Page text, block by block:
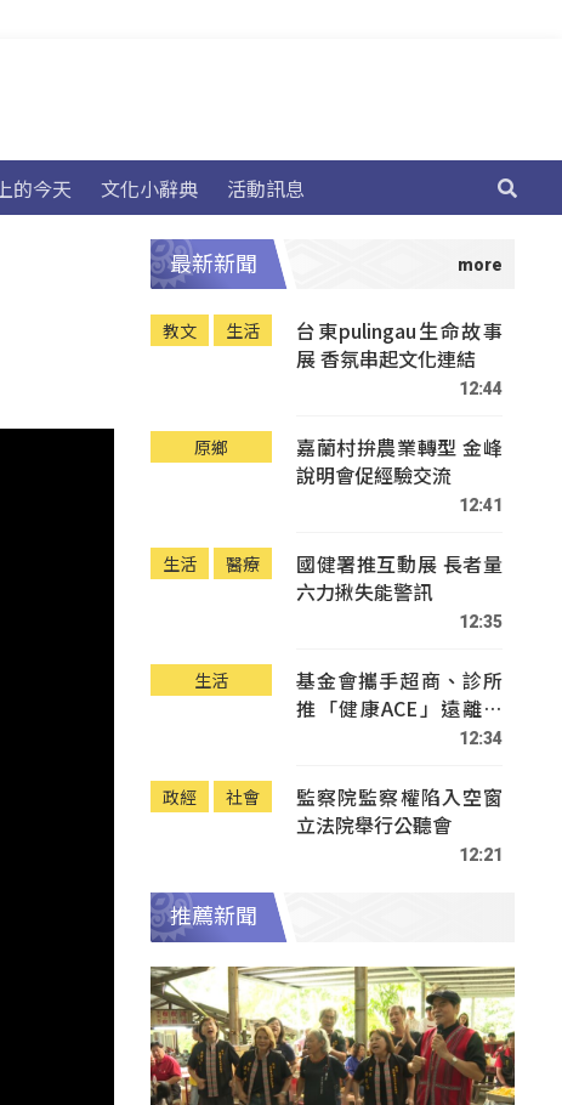
的今天 文化小辭典 活動訊息
最新新聞
教文 生活
台東pulingau生命故事
展 香氛串起文化連結
12:44
原鄉
嘉蘭村拚農業轉型 金峰
說明會促經驗交流
12:41
生活 醫療
國健署推互動展 長者量
六力揪失能警訊
12:35
生活
基金會攜手超商、診所
推「健康ACE」遠離疾
12:34
政經 社會
監察院監察權陷入空窗
立法院舉行公聽會
12:21
推薦新聞